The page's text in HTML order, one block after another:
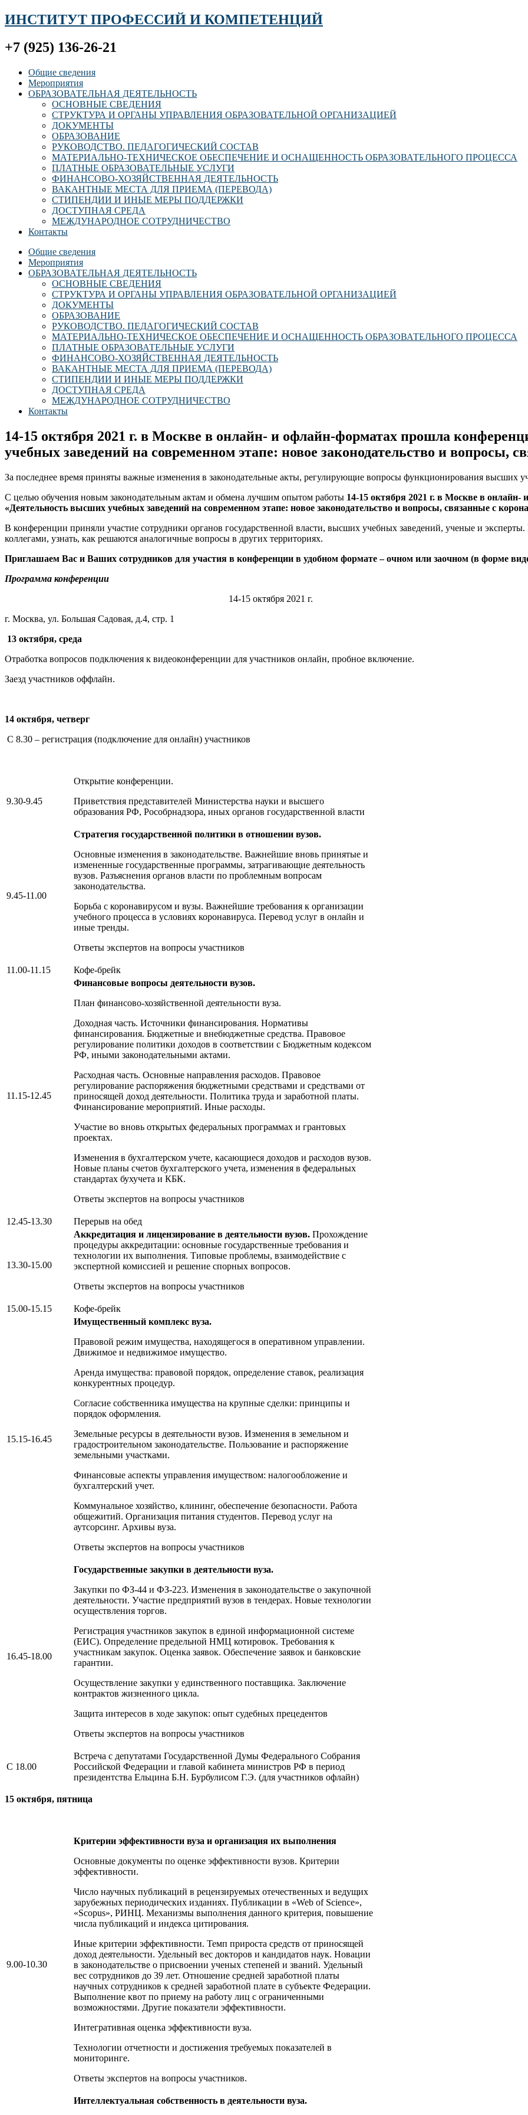
ИНСТИТУТ ПРОФЕССИЙ И КОМПЕТЕНЦИЙ
+7 (925) 136-26-21
Общие сведения
Мероприятия
ОБРАЗОВАТЕЛЬНАЯ ДЕЯТЕЛЬНОСТЬ
ОСНОВНЫЕ СВЕДЕНИЯ
СТРУКТУРА И ОРГАНЫ УПРАВЛЕНИЯ ОБРАЗОВАТЕЛЬНОЙ ОРГАНИЗАЦИЕЙ
ДОКУМЕНТЫ
ОБРАЗОВАНИЕ
РУКОВОДСТВО. ПЕДАГОГИЧЕСКИЙ СОСТАВ
МАТЕРИАЛЬНО-ТЕХНИЧЕСКОЕ ОБЕСПЕЧЕНИЕ И ОСНАЩЕННОСТЬ ОБРАЗОВАТЕЛЬНОГО ПРОЦЕССА
ПЛАТНЫЕ ОБРАЗОВАТЕЛЬНЫЕ УСЛУГИ
ФИНАНСОВО-ХОЗЯЙСТВЕННАЯ ДЕЯТЕЛЬНОСТЬ
ВАКАНТНЫЕ МЕСТА ДЛЯ ПРИЕМА (ПЕРЕВОДА)
СТИПЕНДИИ И ИНЫЕ МЕРЫ ПОДДЕРЖКИ
ДОСТУПНАЯ СРЕДА
МЕЖДУНАРОДНОЕ СОТРУДНИЧЕСТВО
Контакты
Общие сведения
Мероприятия
ОБРАЗОВАТЕЛЬНАЯ ДЕЯТЕЛЬНОСТЬ
ОСНОВНЫЕ СВЕДЕНИЯ
СТРУКТУРА И ОРГАНЫ УПРАВЛЕНИЯ ОБРАЗОВАТЕЛЬНОЙ ОРГАНИЗАЦИЕЙ
ДОКУМЕНТЫ
ОБРАЗОВАНИЕ
РУКОВОДСТВО. ПЕДАГОГИЧЕСКИЙ СОСТАВ
МАТЕРИАЛЬНО-ТЕХНИЧЕСКОЕ ОБЕСПЕЧЕНИЕ И ОСНАЩЕННОСТЬ ОБРАЗОВАТЕЛЬНОГО ПРОЦЕССА
ПЛАТНЫЕ ОБРАЗОВАТЕЛЬНЫЕ УСЛУГИ
ФИНАНСОВО-ХОЗЯЙСТВЕННАЯ ДЕЯТЕЛЬНОСТЬ
ВАКАНТНЫЕ МЕСТА ДЛЯ ПРИЕМА (ПЕРЕВОДА)
СТИПЕНДИИ И ИНЫЕ МЕРЫ ПОДДЕРЖКИ
ДОСТУПНАЯ СРЕДА
МЕЖДУНАРОДНОЕ СОТРУДНИЧЕСТВО
Контакты
14-15 октября 2021 г. в Москве в онлайн- и офлайн-форматах прошла
учебных заведений на современном этапе: новое законодательство и вопросы,
За последнее время приняты важные изменения в законодательные акты, регулирующие вопросы функционирования высших
С целью обучения новым законодательным актам и обмена лучшим опытом работы 14-15 октября 2021 г. в Москве в
«Деятельность высших учебных заведений на современном этапе: новое законодательство и вопросы, связанные с
В конференции приняли участие сотрудники органов государственной власти, высших учебных заведений, ученые и
коллегами, узнать, как решаются аналогичные вопросы в других территориях.
Приглашаем Вас и Ваших сотрудников для участия в конференции в удобном формате – очном или заочном (в форме
Программа конференции
14-15 октября 2021 г.
г. Москва, ул. Большая Садовая, д.4, стр. 1
13 октября, среда
Отработка вопросов подключения к видеоконференции для участников онлайн, пробное включение.
Заезд участников оффлайн.
14 октября, четверг
С 8.30 – регистрация (подключение для онлайн) участников
9.30-9.45
Открытие конференции.
Приветствия представителей Министерства науки и высшего
образования РФ, Рособрнадзора, иных органов государственной власти
9.45-11.00
Стратегия государственной политики в отношении вузов.
Основные изменения в законодательстве. Важнейшие вновь принятые и
измененные государственные программы, затрагивающие деятельность
вузов. Разъяснения органов власти по проблемным вопросам
законодательства.
Борьба с коронавирусом и вузы. Важнейшие требования к организации
учебного процесса в условиях коронавируса. Перевод услуг в онлайн и
иные тренды.
Ответы экспертов на вопросы участников
11.00-11.15 Кофе-брейк
11.15-12.45
Финансовые вопросы деятельности вузов.
План финансово-хозяйственной деятельности вуза.
Доходная часть. Источники финансирования. Нормативы
финансирования. Бюджетные и внебюджетные средства. Правовое
регулирование политики доходов в соответствии с Бюджетным кодексом
РФ, иными законодательными актами.
Расходная часть. Основные направления расходов. Правовое
регулирование распоряжения бюджетными средствами и средствами от
приносящей доход деятельности. Политика труда и заработной платы.
Финансирование мероприятий. Иные расходы.
Участие во вновь открытых федеральных программах и грантовых
проектах.
Изменения в бухгалтерском учете, касающиеся доходов и расходов вузов.
Новые планы счетов бухгалтерского учета, изменения в федеральных
стандартах бухучета и КБК.
Ответы экспертов на вопросы участников
12.45-13.30 Перерыв на обед
13.30-15.00
Аккредитация и лицензирование в деятельности вузов. Прохождение
процедуры аккредитации: основные государственные требования и
технологии их выполнения. Типовые проблемы, взаимодействие с
экспертной комиссией и решение спорных вопросов.
Ответы экспертов на вопросы участников
15.00-15.15 Кофе-брейк
15.15-16.45
Имущественный комплекс вуза.
Правовой режим имущества, находящегося в оперативном управлении.
Движимое и недвижимое имущество.
Аренда имущества: правовой порядок, определение ставок, реализация
конкурентных процедур.
Согласие собственника имущества на крупные сделки: принципы и
порядок оформления.
Земельные ресурсы в деятельности вузов. Изменения в земельном и
градостроительном законодательстве. Пользование и распоряжение
земельными участками.
Финансовые аспекты управления имуществом: налогообложение и
бухгалтерский учет.
Коммунальное хозяйство, клининг, обеспечение безопасности. Работа
общежитий. Организация питания студентов. Перевод услуг на
аутсорсинг. Архивы вуза.
Ответы экспертов на вопросы участников
16.45-18.00
Государственные закупки в деятельности вуза.
Закупки по ФЗ-44 и ФЗ-223. Изменения в законодательстве о закупочной
деятельности. Участие предприятий вузов в тендерах. Новые технологии
осуществления торгов.
Регистрация участников закупок в единой информационной системе
(ЕИС). Определение предельной НМЦ котировок. Требования к
участникам закупок. Оценка заявок. Обеспечение заявок и банковские
гарантии.
Осуществление закупки у единственного поставщика. Заключение
контрактов жизненного цикла.
Защита интересов в ходе закупок: опыт судебных прецедентов
Ответы экспертов на вопросы участников
С 18.00
Встреча с депутатами Государственной Думы Федерального Собрания
Российской Федерации и главой кабинета министров РФ в период
президентства Ельцина Б.Н. Бурбулисом Г.Э. (для участников офлайн)
15 октября, пятница
9.00-10.30
Критерии эффективности вуза и организация их выполнения
Основные документы по оценке эффективности вузов. Критерии
эффективности.
Число научных публикаций в рецензируемых отечественных и ведущих
зарубежных периодических изданиях. Публикации в «Web of Science»,
«Scopus», РИНЦ. Механизмы выполнения данного критерия, повышение
числа публикаций и индекса цитирования.
Иные критерии эффективности. Темп прироста средств от приносящей
доход деятельности. Удельный вес докторов и кандидатов наук. Новации
в законодательстве о присвоении ученых степеней и званий. Удельный
вес сотрудников до 39 лет. Отношение средней заработной платы
научных сотрудников к средней заработной плате в субъекте Федерации.
Выполнение квот по приему на работу лиц с ограниченными
возможностями. Другие показатели эффективности.
Интегративная оценка эффективности вуза.
Технологии отчетности и достижения требуемых показателей в
мониторинге.
Ответы экспертов на вопросы участников.
Интеллектуальная собственность в деятельности вуза.